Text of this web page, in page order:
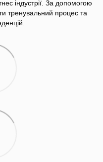
індустрії. За допомогою
тренувальний процес та